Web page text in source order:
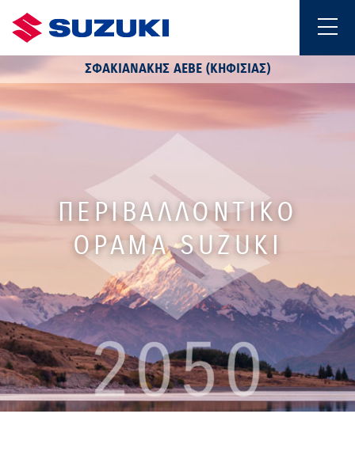
ΣΦΑΚΙΑΝΑΚΗΣ ΑΕΒΕ (ΚΗΦΙΣΙΑΣ)
ΠΕΡΙΒΑΛΛΟΝΤΙΚΟ
ΟΡΑΜΑ SUZUKI